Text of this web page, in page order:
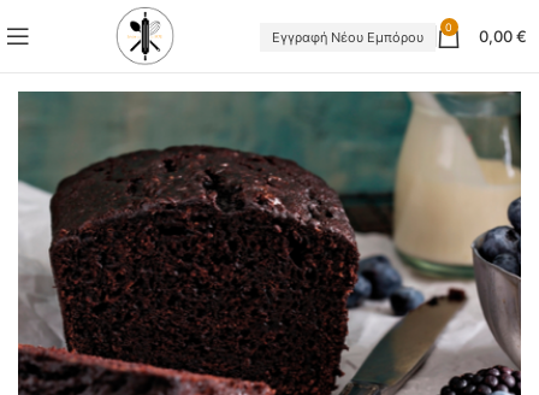
Εγγραφή Νέου Εμπόρου
0 0,00€